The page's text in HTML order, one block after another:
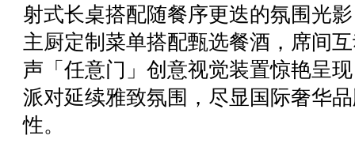
射式长桌搭配随餐序更迭的氛围光
主厨定制菜单搭配甄选餐酒，席间
声「任意门」创意视觉装置惊艳呈
派对延续雅致氛围，尽显国际奢华
性。